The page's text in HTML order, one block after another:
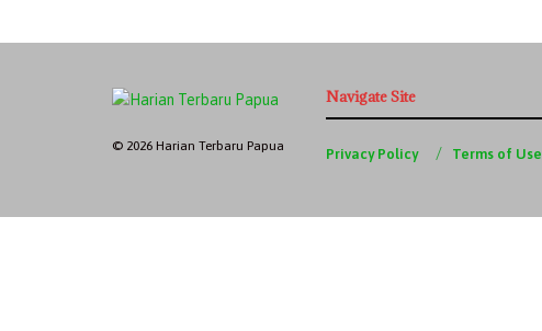
© 2026 Harian Terbaru Papua
Navigate Site
Privacy Policy Terms of Use